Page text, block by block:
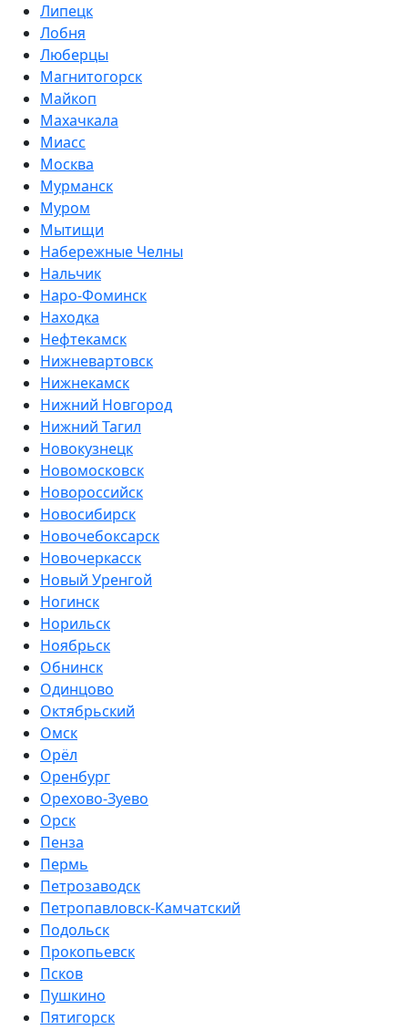
Липецк
Лобня
Люберцы
Магнитогорск
Майкоп
Махачкала
Миасс
Москва
Мурманск
Муром
Мытищи
Набережные Челны
Нальчик
Наро-Фоминск
Находка
Нефтекамск
Нижневартовск
Нижнекамск
Нижний Новгород
Нижний Тагил
Новокузнецк
Новомосковск
Новороссийск
Новосибирск
Новочебоксарск
Новочеркасск
Новый Уренгой
Ногинск
Норильск
Ноябрьск
Обнинск
Одинцово
Октябрьский
Омск
Орёл
Оренбург
Орехово-Зуево
Орск
Пенза
Пермь
Петрозаводск
Петропавловск-Камчатский
Подольск
Прокопьевск
Псков
Пушкино
Пятигорск